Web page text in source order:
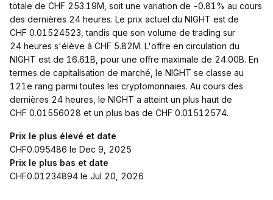
totale de CHF 253.19M, soit une variation de -0.81% au cours
des dernières 24 heures. Le prix actuel du NIGHT est de
CHF 0.01524523, tandis que son volume de trading sur
24 heures s'élève à CHF 5.82M. L'offre en circulation du
NIGHT est de 16.61B, pour une offre maximale de 24.00B. En
termes de capitalisation de marché, le NIGHT se classe au
121e rang parmi toutes les cryptomonnaies. Au cours des
dernières 24 heures, le NIGHT a atteint un plus haut de
CHF 0.01556028 et un plus bas de CHF 0.01512574.
Prix le plus élevé et date
CHF0.095486 le Dec 9, 2025
Prix le plus bas et date
CHF0.01234894 le Jul 20, 2026